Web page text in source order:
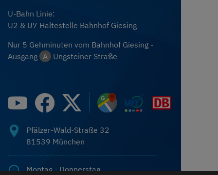
U-Bahn Linie:
U2 & U7 Haltestelle Bahnhof Giesing
Nur 5 Gehminuten vom Bahnhof Giesing -
Ausgang A Ungsteiner Straße
Fachverband Sanitär-, Heizungs- und Klimatechnik Bayern
Pfälzer-Wald-Straße 32
81539 München
Montag - Donnerstag